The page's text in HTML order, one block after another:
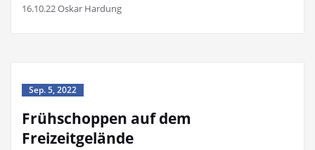
16.10.22 Oskar Hardung
Sep. 5, 2022
Frühschoppen auf dem
Freizeitgelände